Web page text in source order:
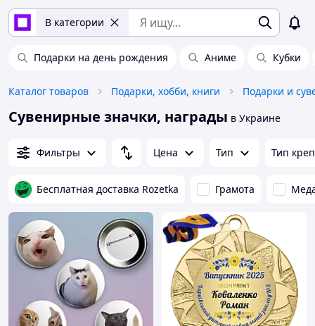
В категории
Подарки на день рождения Аниме Кубки
Каталог товаров Подарки, хобби, книги Подарки и
Сувенирные значки, награды в Украине
Фильтры Цена Тип Тип
Бесплатная доставка Rozetka Грамота